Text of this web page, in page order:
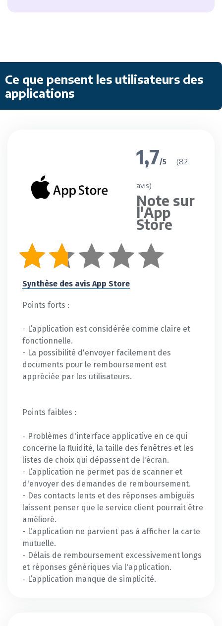
Ce que pensent les utilisateurs des
applications
1,7/5 (82
avis)
Note sur
l'App
Store
Synthèse des avis App Store
Points forts :
- L’application est considérée comme claire et
fonctionnelle.
- La possibilité d'envoyer facilement des
documents pour le remboursement est
appréciée par les utilisateurs.
Points faibles :
- Problèmes d'interface applicative en ce qui
concerne la fluidité, la taille des fenêtres et les
listes de choix qui dépassent de l'écran.
- L’application ne permet pas de scanner et
d'envoyer des demandes de remboursement.
- Des contacts lents et des réponses ambiguës
laissent penser que le service client pourrait être
amélioré.
- L’application ne parvient pas à afficher la carte
mutuelle.
- Délais de remboursement excessivement longs
et réponses génériques via l'application.
- L’application manque de simplicité.